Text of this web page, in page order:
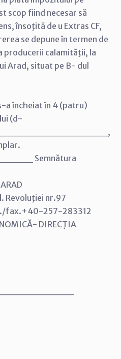
scop fiind necesar să
însoţită de u Extras CF,
se depune în termen de
producerii calamităţii, la
Arad, situat pe B- dul
a încheiat în 4 (patru)
(d-
Semnătura
Revoluţiei nr.97
fax.+40-257-283312
DIRECŢIA